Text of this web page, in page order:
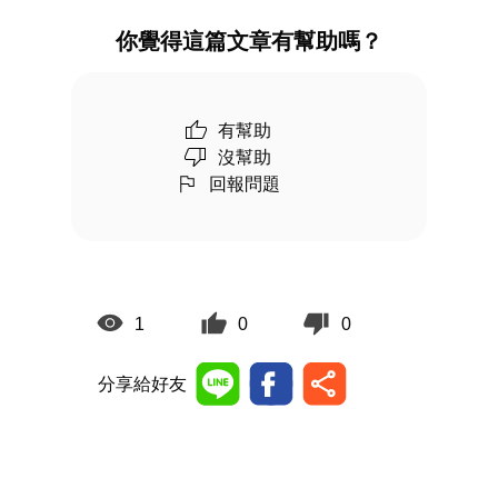
你覺得這篇文章有幫助嗎？
有幫助
沒幫助
回報問題
1 0 0
分享給好友